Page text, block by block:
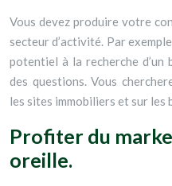
Vous devez produire votre
secteur d’activité. Par
potentiel à la recherche d’un
des questions. Vous
les sites immobiliers et sur
Profiter du
oreille.